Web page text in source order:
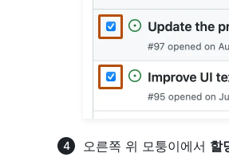
오른쪽 위 모퉁이에서 할